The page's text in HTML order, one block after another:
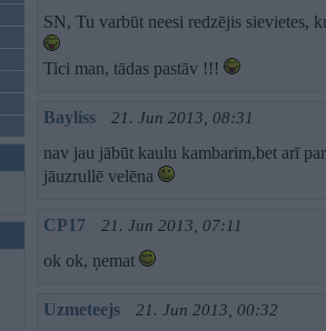
SN, Tu varbūt neesi redzējis sievietes,
Tici man, tādas pastāv !!!
Bayliss 21. Jun 2013, 08:31
nav jau jābūt kaulu kambarim,bet arī
jāuzrullē velēna
CP17 21. Jun 2013, 07:11
ok ok, ņemat
Uzmeteejs 21. Jun 2013, 00:32